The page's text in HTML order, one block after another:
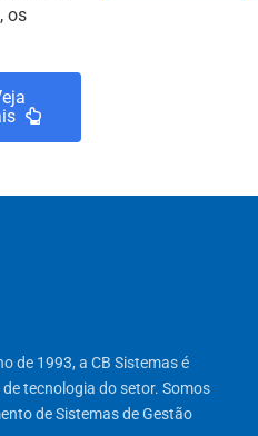
os
de 1993, a CB Sistemas é
tecnologia do setor. Somos
de Sistemas de Gestão